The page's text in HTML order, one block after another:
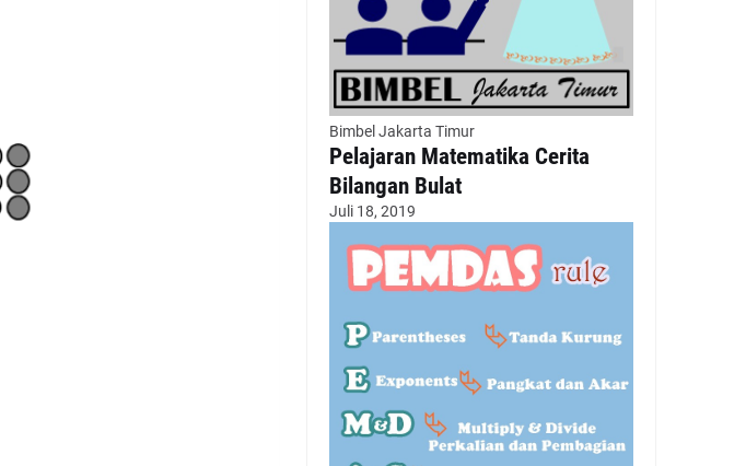
Bimbel Jakarta Timur
Pelajaran Matematika Cerita
Bilangan Bulat
Juli 18, 2019